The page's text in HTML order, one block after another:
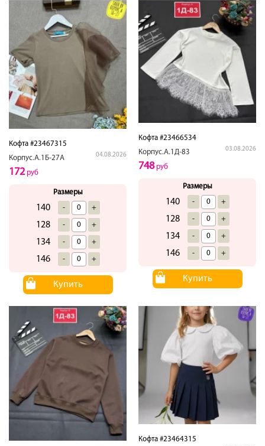
Кофта #23467315
Корпус.А.1Б-27А
04.08.2026
172руб
Размеры
140 - +
128 - +
134 - +
146 - +
Купить
Кофта #23466534
Корпус.А.1Д-83
03.08.2026
748руб
Размеры
140 - +
128 - +
134 - +
146 - +
Купить
Кофта #23464315